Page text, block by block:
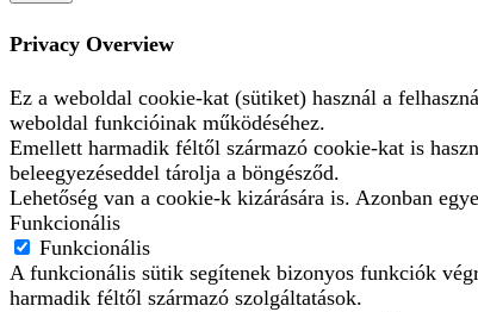
Privacy Overview
Ez a weboldal cookie-kat (sütiket) használ a
weboldal funkcióinak működéséhez.
Emellett harmadik féltől származó cookie-kat is
beleegyezéseddel tárolja a böngésződ.
Lehetőség van a cookie-k kizárására is. Azonban
Funkcionális
Funkcionális
A funkcionális sütik segítenek bizonyos funkciók
harmadik féltől származó szolgáltatások.